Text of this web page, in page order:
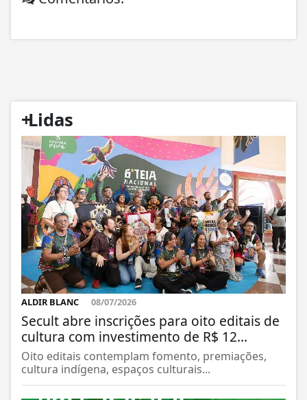
+
Lidas
ALDIR BLANC 08/07/2026
Secult abre inscrições para oito editais de
cultura com investimento de R$ 12...
Oito editais contemplam fomento, premiações,
cultura indígena, espaços culturais...